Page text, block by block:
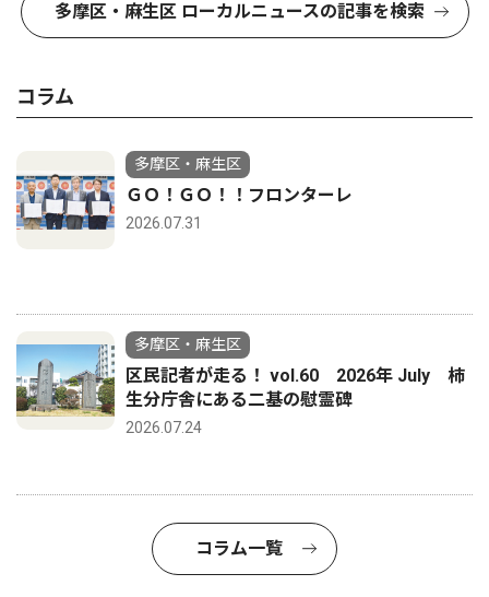
多摩区・麻生区 ローカルニュースの記事を検索
コラム
多摩区・麻生区
ＧＯ！ＧＯ！！フロンターレ
2026.07.31
多摩区・麻生区
区民記者が走る！ vol.60 2026年 July 柿
生分庁舎にある二基の慰霊碑
2026.07.24
コラム一覧